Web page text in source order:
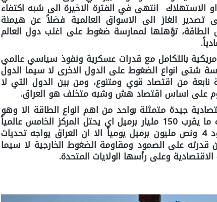
او الاستهلاك انتهى في الفترة الاخيرة الى شبه اكتفاء
الغاز الى الاسواق العالمية فضلاً عن هيمنة
الطاقة، تؤهلها لممارسة ضغوط على اغلب دول العالم
بالتكامل مع قدرات عسكرية ونفوذ سياسي عالمي
شتى انواع الضغوط على الدول الاخرى لا سيما الدول
نابعة من اقتصاد قوي ومتنوع، ومن بين الدول التي لا
على اساس اقتصاد هش وشبه متخلف هو العراق.
جيدة متمثلة بواحد من اهم انواع الطاقة الا وهو
النفط والذي يبلغ احتياطه منه ما يقرب 150 مليار برميل اي يحتل المركز الخامس عالمياً
وقدرة انتاجية جيدة تبلغ بحدود 4 ونص مليون برميل يومياً الا ان العراق يواجه تحديات
على الصمود ومقاومة الضغوط الخارجية لا سيما
وعلى رأسها الولايات المتحدة.